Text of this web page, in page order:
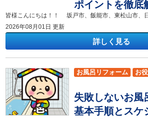
ポイントを徹底
2026年08月01日 更新
詳しく見る
失敗しないお風
基本手順とスケ
お風呂リフォーム お
嵐山町
滑川町 鳩山町